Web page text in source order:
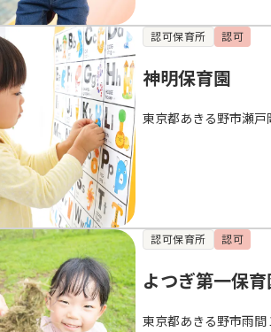
認可保育所 認可
神明保育園
東京都あきる野市瀬戸
認可保育所 認可
よつぎ第一保育
東京都あきる野市雨間